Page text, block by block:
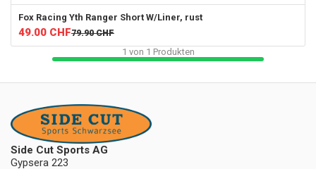
Fox Racing Yth Ranger Short W/Liner, rust
49.00 CHF79.90 CHF
1 von 1 Produkten
Side Cut Sports AG
Gypsera 223